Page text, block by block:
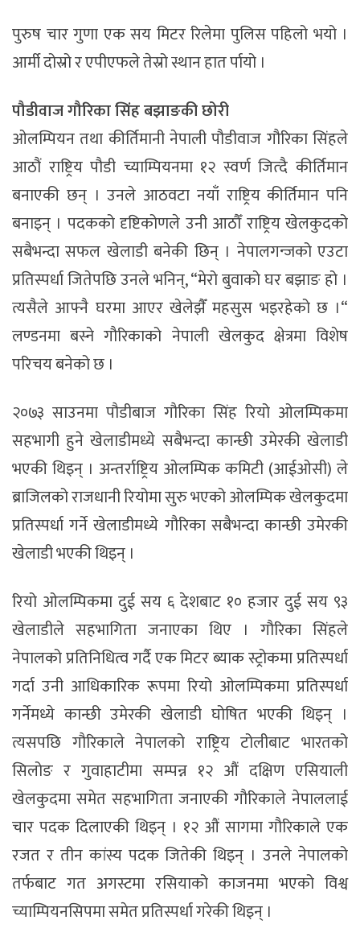
पुरुष चार गुणा एक सय मिटर रिलेमा पुलिस पहिलो भयो ।
आर्मी दोस्रो र एपीएफले तेस्रो स्थान हात र्पायो ।
पौडीवाज गौरिका सिंह बझाङकी छोरी
ओलम्पियन तथा कीर्तिमानी नेपाली पौडीवाज गौरिका सिंहले
आठौं राष्ट्रिय पौडी च्याम्पियनमा १२ स्वर्ण जित्दै कीर्तिमान
बनाएकी छन् । उनले आठवटा नयाँ राष्ट्रिय कीर्तिमान पनि
बनाइन् । पदकको दृष्टिकोणले उनी आठौँ राष्ट्रिय खेलकुदको
सबैभन्दा सफल खेलाडी बनेकी छिन् । नेपालगन्जको एउटा
प्रतिस्पर्धा जितेपछि उनले भनिन्, “मेरो बुवाको घर बझाङ हो ।
त्यसैले आफ्नै घरमा आएर खेलेझैँ महसुस भइरहेको छ ।“
लण्डनमा बस्ने गौरिकाको नेपाली खेलकुद क्षेत्रमा विशेष
परिचय बनेको छ ।
२०७३ साउनमा पौडीबाज गौरिका सिंह रियो ओलम्पिकमा
सहभागी हुने खेलाडीमध्ये सबैभन्दा कान्छी उमेरकी खेलाडी
भएकी थिइन् । अन्तर्राष्ट्रिय ओलम्पिक कमिटी (आईओसी) ले
ब्राजिलको राजधानी रियोमा सुरु भएको ओलम्पिक खेलकुदमा
प्रतिस्पर्धा गर्ने खेलाडीमध्ये गौरिका सबैभन्दा कान्छी उमेरकी
खेलाडी भएकी थिइन् ।
रियो ओलम्पिकमा दुई सय ६ देशबाट १० हजार दुई सय ९३
खेलाडीले सहभागिता जनाएका थिए । गौरिका सिंहले
नेपालको प्रतिनिधित्व गर्दै एक मिटर ब्याक स्ट्रोकमा प्रतिस्पर्धा
गर्दा उनी आधिकारिक रूपमा रियो ओलम्पिकमा प्रतिस्पर्धा
गर्नेमध्ये कान्छी उमेरकी खेलाडी घोषित भएकी थिइन् ।
त्यसपछि गौरिकाले नेपालको राष्ट्रिय टोलीबाट भारतको
सिलोङ र गुवाहाटीमा सम्पन्न १२ औं दक्षिण एसियाली
खेलकुदमा समेत सहभागिता जनाएकी गौरिकाले नेपाललाई
चार पदक दिलाएकी थिइन् । १२ औं सागमा गौरिकाले एक
रजत र तीन कांस्य पदक जितेकी थिइन् । उनले नेपालको
तर्फबाट गत अगस्टमा रसियाको काजनमा भएको विश्व
च्याम्पियनसिपमा समेत प्रतिस्पर्धा गरेकी थिइन् ।